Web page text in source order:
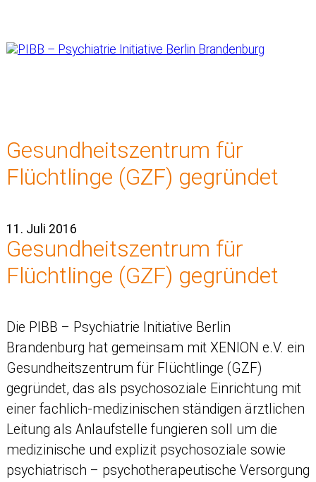
content
Gesundheitszentrum für
Flüchtlinge (GZF) gegründet
11. Juli 2016
Gesundheitszentrum für
Flüchtlinge (GZF) gegründet
Die PIBB – Psychiatrie Initiative Berlin
Brandenburg hat gemeinsam mit XENION e.V. ein
Gesundheitszentrum für Flüchtlinge (GZF)
gegründet, das als psychosoziale Einrichtung mit
einer fachlich-medizinischen ständigen ärztlichen
Leitung als Anlaufstelle fungieren soll um die
medizinische und explizit psychosoziale sowie
psychiatrisch – psychotherapeutische Versorgung